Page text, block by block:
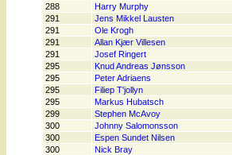
288
Harry Murphy
291
Jens Mikkel Lausten
291
Ole Krogh
291
Allan Kjær Villesen
291
Josef Ringert
295
Knud Andreas Jønsson
295
Peter Adriaens
295
Filiep T'jollyn
295
Markus Hubatsch
299
Stephen McAvoy
300
Johnny Salomonsson
300
Espen Sundet Nilsen
300
Nick Bray